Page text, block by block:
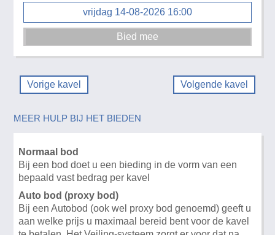
vrijdag 14-08-2026 16:00
Vorige kavel Volgende kavel
MEER HULP BIJ HET BIEDEN
Normaal bod
Bij een bod doet u een bieding in de vorm van een
bepaald vast bedrag per kavel
Auto bod (proxy bod)
Bij een Autobod (ook wel proxy bod genoemd) geeft u
aan welke prijs u maximaal bereid bent voor de kavel